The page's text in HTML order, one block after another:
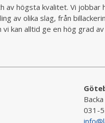
av högsta kvalitet. Vi
av olika slag, från
kan alltid ge en hög grad
031-